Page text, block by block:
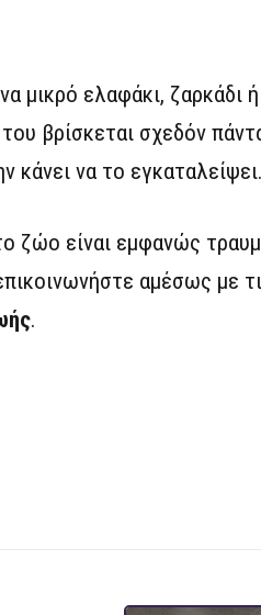
μικρό ελαφάκι, ζαρκάδι
βρίσκεται σχεδόν
κάνει να το εγκαταλείψει.
ζώο είναι εμφανώς
αμέσως με
.